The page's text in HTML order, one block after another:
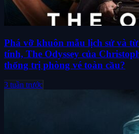
Phá vỡ khuôn mẫu lịch sử và
tính, The Odyssey của
thống trị phòng vé toàn cầu?
3 tuần trước